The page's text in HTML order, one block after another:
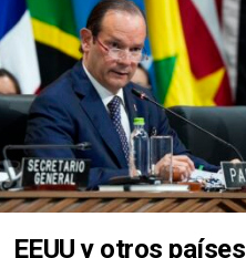
EEUU y otros países